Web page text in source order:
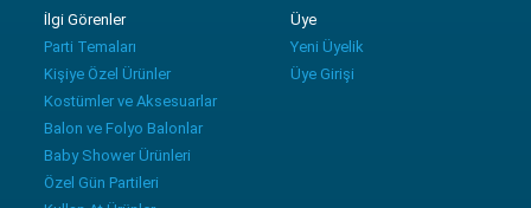
İlgi Görenler
Parti Temaları
Kişiye Özel Ürünler
Kostümler ve Aksesuarlar
Balon ve Folyo Balonlar
Baby Shower Ürünleri
Özel Gün Partileri
Üye
Yeni Üyelik
Üye Girişi